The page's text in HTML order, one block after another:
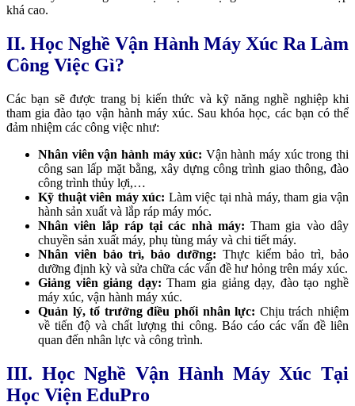
khá cao.
II. Học Nghề Vận Hành Máy Xúc Ra Làm
Công Việc Gì?
Các bạn sẽ được trang bị kiến thức và kỹ năng nghề nghiệp khi
tham gia đào tạo vận hành máy xúc. Sau khóa học, các bạn có thể
đảm nhiệm các công việc như:
Nhân viên vận hành máy xúc: Vận hành máy xúc trong thi
công san lấp mặt bằng, xây dựng công trình giao thông, đào
công trình thủy lợi,…
Kỹ thuật viên máy xúc: Làm việc tại nhà máy, tham gia vận
hành sản xuất và lắp ráp máy móc.
Nhân viên lắp ráp tại các nhà máy:Tham gia vào dây
chuyền sản xuất máy, phụ tùng máy và chi tiết máy.
Nhân viên bảo trì, bảo dưỡng: Thực kiểm bảo trì, bảo
dưỡng định kỳ và sửa chữa các vấn đề hư hỏng trên máy xúc.
Giảng viên giảng dạy:Tham gia giảng dạy, đào tạo nghề
máy xúc, vận hành máy xúc.
Quản lý, tổ trưởng điều phối nhân lực: Chịu trách nhiệm
về tiến độ và chất lượng thi công. Báo cáo các vấn đề liên
quan đến nhân lực và công trình.
III. Học Nghề Vận Hành Máy Xúc Tại
Học Viện EduPro